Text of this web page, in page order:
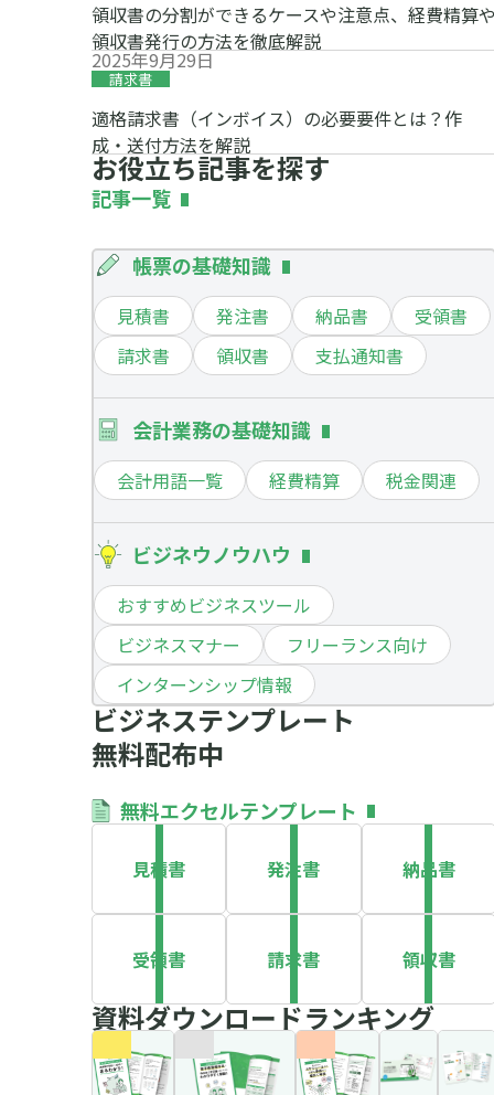
領収書の分割ができるケースや注意点、経費精算
領収書発行の方法を徹底解説
2025年9月29日
請求書
適格請求書（インボイス）の必要要件とは？作
成・送付方法を解説
お役立ち記事を探す
記事一覧
帳票の基礎知識
見積書 発注書 納品書
受領書
請求書
領収書 支払通知書
会計業務の基礎知識
会計用語一覧 経費精算 税金関連
ビジネウノウハウ
おすすめビジネスツール
ビジネスマナー
フリーランス向け
インターンシップ情報
ビジネステンプレート
無料配布中
無料エクセルテンプレート
見積書 発注書 納品書
受領書 請求書 領収書
資料ダウンロードランキング